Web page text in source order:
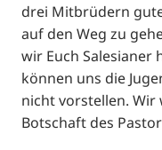
drei Mitbrüdern
auf den Weg zu
wir Euch Salesianer
können uns die
nicht vorstellen. Wir
Botschaft des